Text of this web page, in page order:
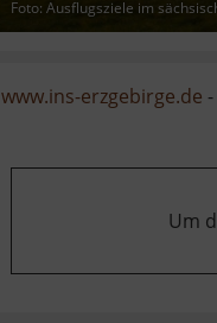
Foto: Ausflugsziele im
www.ins-erzgebirge.de -
Um